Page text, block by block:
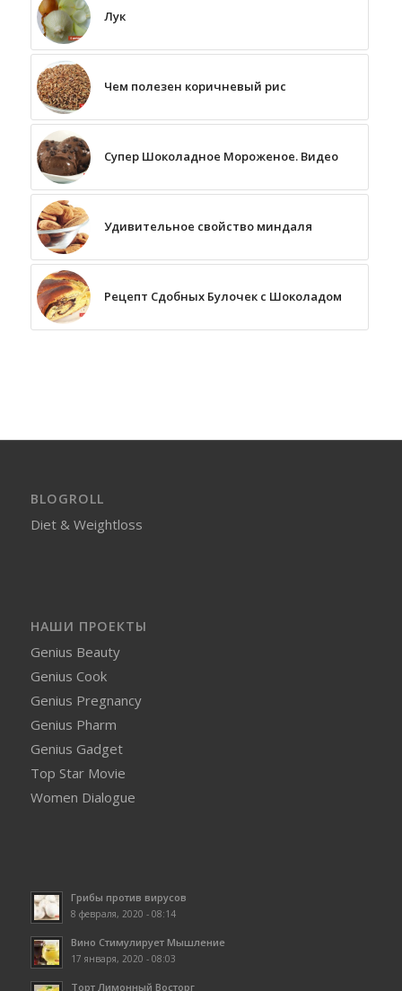
Лук
Чем полезен коричневый рис
Супер Шоколадное Мороженое. Видео
Удивительное свойство миндаля
Рецепт Сдобных Булочек с Шоколадом
BLOGROLL
Diet & Weightloss
НАШИ ПРОЕКТЫ
Genius Beauty
Genius Cook
Genius Pregnancy
Genius Pharm
Genius Gadget
Top Star Movie
Women Dialogue
Грибы против вирусов
8 февраля, 2020 - 08:14
Вино Стимулирует Мышление
17 января, 2020 - 08:03
Торт Лимонный Восторг